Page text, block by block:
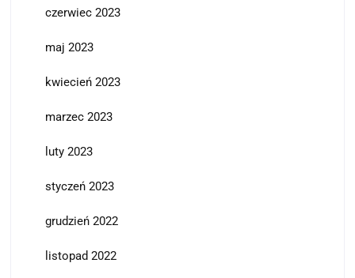
czerwiec 2023
maj 2023
kwiecień 2023
marzec 2023
luty 2023
styczeń 2023
grudzień 2022
listopad 2022